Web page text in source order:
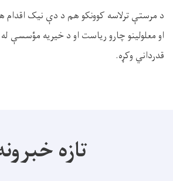
د مرستې ترلاسه کوونکو هم د دې نیک اقدام
او معلولینو چارو ریاست او د خیریه مؤسسې
قدرداني وکړه.
تازه